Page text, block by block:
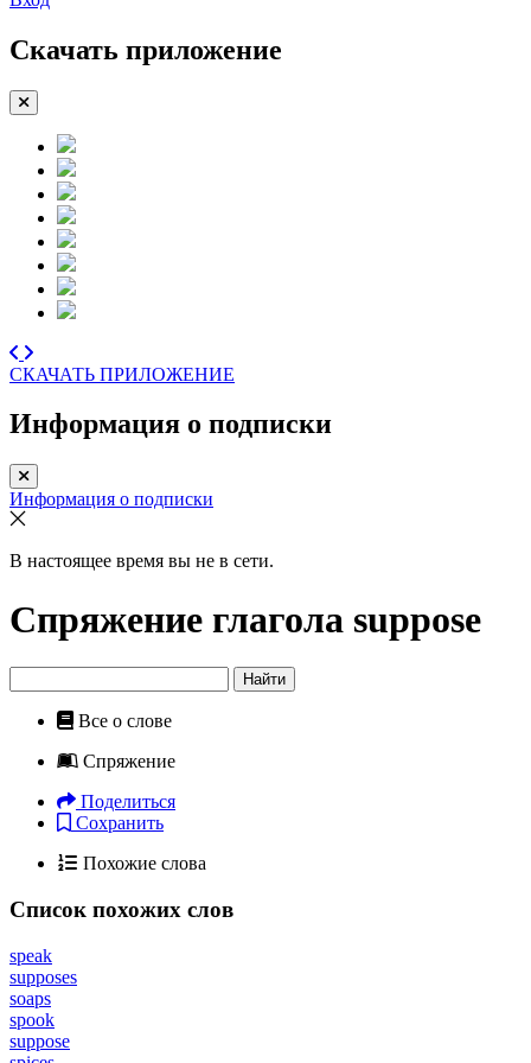
Скачать приложение
СКАЧАТЬ ПРИЛОЖЕНИЕ
Информация о подписки
Информация о подписки
В настоящее время вы не в сети.
Спряжение глагола suppose
Найти
Все о слове
Спряжение
Поделиться
Сохранить
Похожие слова
Список похожих слов
speak
supposes
soaps
spook
suppose